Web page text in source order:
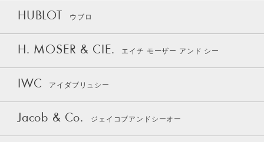
HUBLOT ウブロ
H. MOSER & CIE. エイチ モーザー アンド シー
IWC アイダブリュシー
Jacob & Co. ジェイコブアンドシーオー